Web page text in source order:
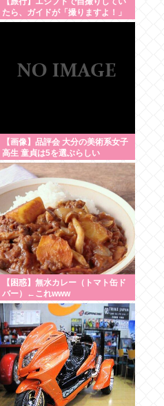
たら、ガイドが「撮りますよ！」
→ノリノリでポーズを取っていた
【画像】品評会 大分の美術系女子
高生 童貞は5を選ぶらしい
【困惑】無水カレー（トマト缶ド
バー）←これwww